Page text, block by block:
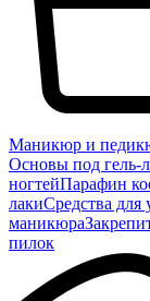
Маникюр и
Основы под гель-
ногтейПарафин
лакиСредства для
маникюра
пилок